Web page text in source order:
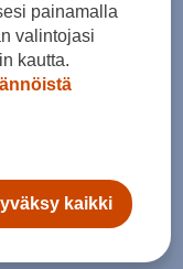
painamalla
valintojasi
kautta.
kaikki